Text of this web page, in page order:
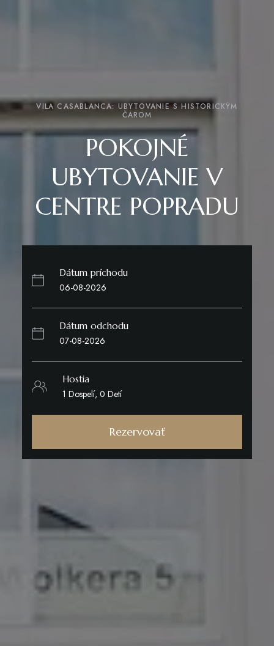
VILA CASABLANCA: UBYTOVANIE S HISTORICKÝM
ČAROM
POKOJNÉ
UBYTOVANIE V
CENTRE POPRADU
Dátum príchodu
Dátum odchodu
Hostia
Rezervovať